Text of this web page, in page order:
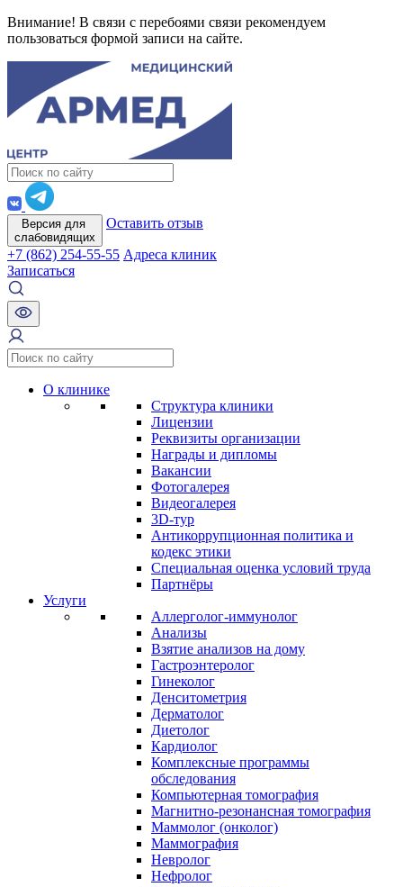
Внимание! В связи с перебоями связи рекомендуем
пользоваться формой записи на сайте.
Версия для
слабовидящих
Оставить отзыв
+7 (862) 254-55-55 Адреса клиник
Записаться
О клинике
Структура клиники
Лицензии
Реквизиты организации
Награды и дипломы
Вакансии
Фотогалерея
Видеогалерея
3D-тур
Антикоррупционная политика и
кодекс этики
Специальная оценка условий труда
Партнёры
Услуги
Аллерголог-иммунолог
Анализы
Взятие анализов на дому
Гастроэнтеролог
Гинеколог
Денситометрия
Дерматолог
Диетолог
Кардиолог
Комплексные программы
обследования
Компьютерная томография
Магнитно-резонансная томография
Маммолог (онколог)
Маммография
Невролог
Нефролог